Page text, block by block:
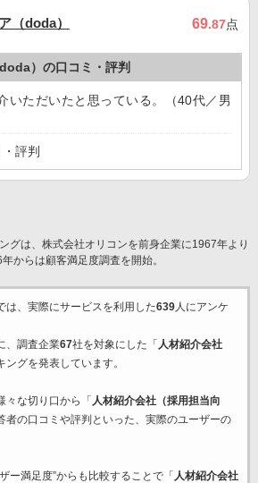
（doda） 69.87点
）の口コミ・評判
いただいたと思っている。（40代／男
評判
グは、株式会社オリコンを前身企業に1967年より
からは顧客満足度調査を開始。
は、実際にサービスを利用した639人にアンケ
、調査企業67社を対象にした「 人材紹介会社
ングを発表しています。
々な切り口から「 人材紹介会社（採用担当向
者の口コミや評判といった、実際のユーザーの
ー満足度”からも比較することで「 人材紹介会社